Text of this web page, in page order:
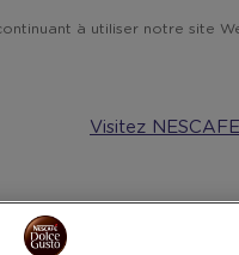
à utiliser notre site
Visitez
CUISINE